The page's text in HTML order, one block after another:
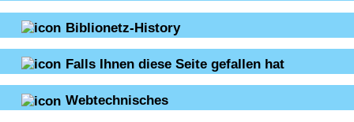
Biblionetz-History
Falls Ihnen diese Seite gefallen hat
Webtechnisches